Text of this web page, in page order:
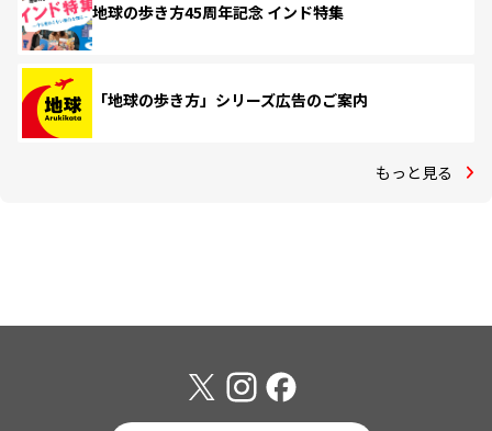
地球の歩き方45周年記念 インド特集
「地球の歩き方」シリーズ広告のご案内
もっと見る